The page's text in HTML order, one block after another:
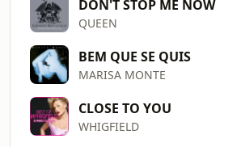
DON'T STOP ME NOW
QUEEN
BEM QUE SE QUIS
MARISA MONTE
CLOSE TO YOU
WHIGFIELD